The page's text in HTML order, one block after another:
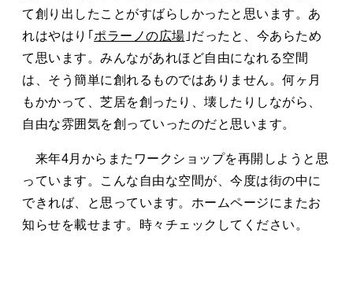
て創り出したことがすばらしかったと思います。あ
れはやはり｢ ポラーノの広場 ｣だったと、今あらため
て思います。みんながあれほど自由になれる空間
は、そう簡単に創れるものではありません。何ヶ月
もかかって、芝居を創ったり、壊したりしながら、
自由な雰囲気を創っていったのだと思います。
来年4月からまたワークショップを再開しようと思
っています。こんな自由な空間が、今度は街の中に
できれば、と思っています。ホームページにまたお
知らせを載せます。時々チェックしてください。